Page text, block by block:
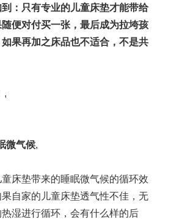
：只有专业的儿童床垫才能带给
便对付买一张，最后成为拉垮孩
果再加之床品也不适合，不是共
,
微气候,
床垫带来的睡眠微气候的循环效
自家的儿童床垫透气性不佳，无
湿进行循环，会有什么样的后